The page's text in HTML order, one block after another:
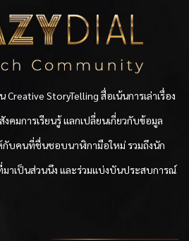
Creative StoryTelling สื่อเน้นการเล่าเรื่อง
งคมการเรียนรู้ แลกเปลี่ยนเกี่ยวกับข้อมูล
กับคนที่ชื่นชอบนาฬิกามือใหม่ รวมถึงนัก
าเป็นส่วนนึง และร่วมแบ่งบันประสบการณ์